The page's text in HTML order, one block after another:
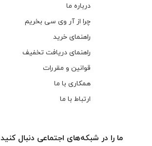
درباره ما
چرا از آر وی سی بخریم
راهنمای خرید
راهنمای دریافت تخفیف
قوانین و مقررات
همکاری با ما
ارتباط با ما
ما را در شبکه‌های اجتماعی دنبال کنید